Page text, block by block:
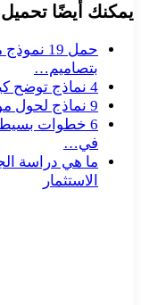
يمكنك أيضًا تحميل
حمل 19
بتصاميم…
4 نماذج توضح كيفية كتابة نموذج تقييم الأداء الوظيفي pdf
9 نماذج لحول موضوع رسالة الى صديقتي | نماذج بالعربي
6 خطوات
في…
الاستثمار